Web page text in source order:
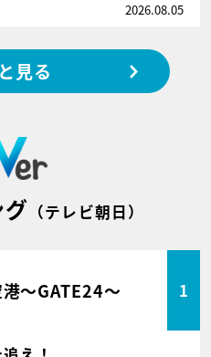
2026.08.05
見る
（テレビ朝日）
～GATE24～ 1